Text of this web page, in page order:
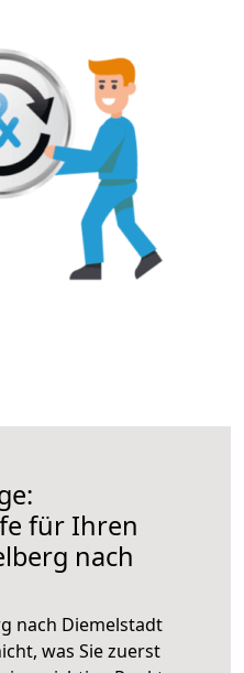
für Ihren
nach
nach Diemelstadt
was Sie zuerst